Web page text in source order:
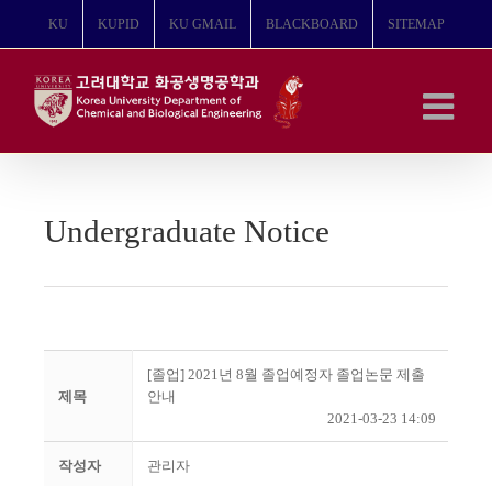
뛰
KU KUPID KU GMAIL BLACKBOARD SITEMAP
Undergraduate Notice
제목
[졸업] 2021년 8월 졸업예정자 졸업논문 제출
안내
2021-03-23 14:09
작성자 관리자